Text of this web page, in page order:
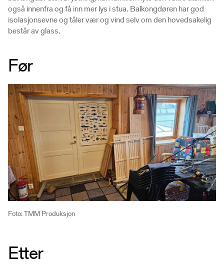
også innenfra og få inn mer lys i stua. Balkongdøren har god
isolasjonsevne og tåler vær og vind selv om den hovedsakelig
består av glass.
Før
Foto: TMM Produksjon
Etter